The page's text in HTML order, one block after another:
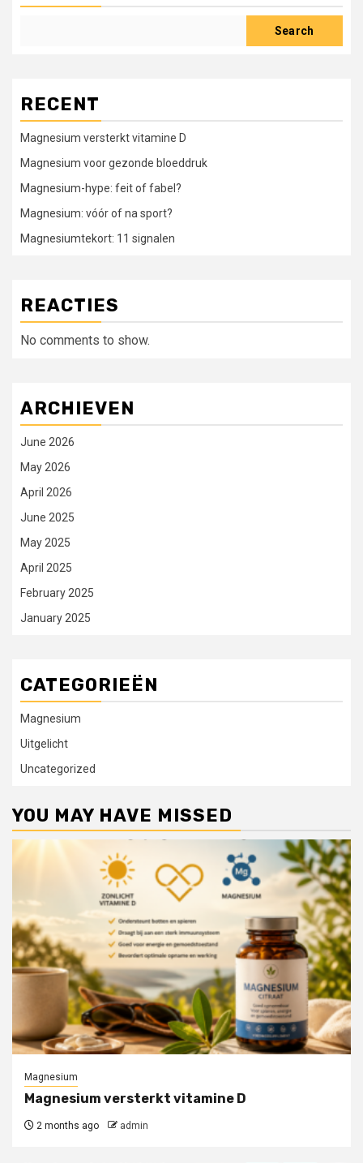
Search
RECENT
Magnesium versterkt vitamine D
Magnesium voor gezonde bloeddruk
Magnesium-hype: feit of fabel?
Magnesium: vóór of na sport?
Magnesiumtekort: 11 signalen
REACTIES
No comments to show.
ARCHIEVEN
June 2026
May 2026
April 2026
June 2025
May 2025
April 2025
February 2025
January 2025
CATEGORIEËN
Magnesium
Uitgelicht
Uncategorized
YOU MAY HAVE MISSED
Magnesium
Magnesium versterkt vitamine D
2 months ago admin